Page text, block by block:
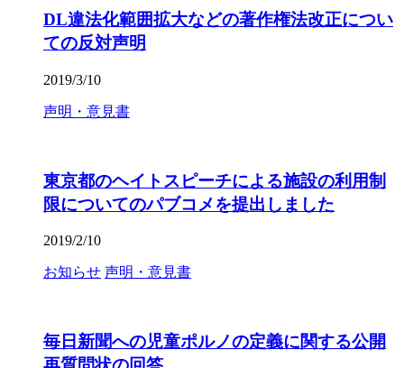
DL違法化範囲拡大などの著作権法改正につい
ての反対声明
2019/3/10
声明・意見書
東京都のヘイトスピーチによる施設の利用制
限についてのパブコメを提出しました
2019/2/10
お知らせ 声明・意見書
毎日新聞への児童ポルノの定義に関する公開